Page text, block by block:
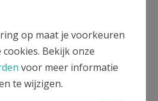
op maat je voorkeuren
Bekijk onze
voor meer informatie
te wijzigen.